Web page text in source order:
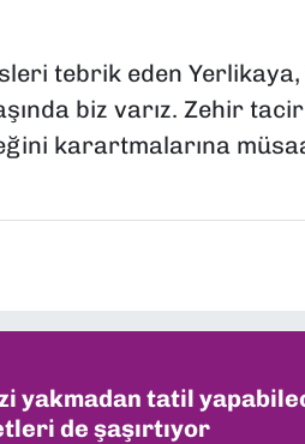
tebrik eden
biz varız. Zehir
karartmalarına
yakmadan tatil
de şaşırtıyor